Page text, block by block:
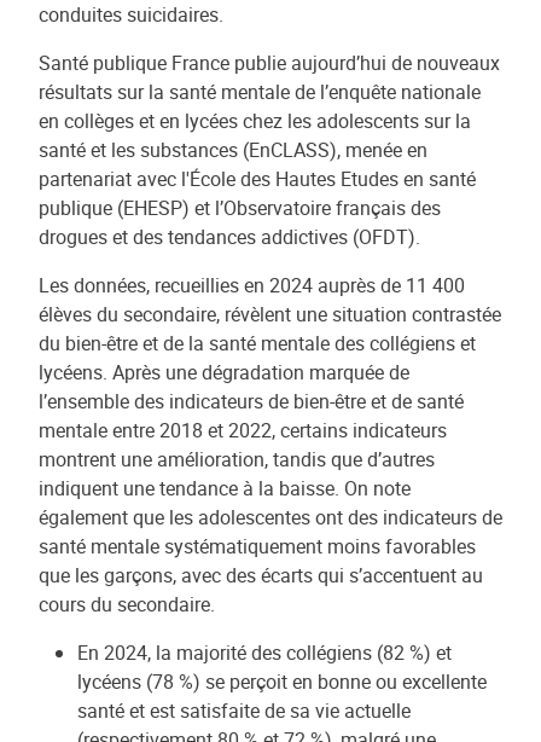
conduites suicidaires.
Santé publique France publie aujourd’hui de nouveaux
résultats sur la santé mentale de l’enquête nationale
en collèges et en lycées chez les adolescents sur la
santé et les substances (EnCLASS), menée en
partenariat avec l'École des Hautes Etudes en santé
publique (EHESP) et l’Observatoire français des
drogues et des tendances addictives (OFDT).
Les données, recueillies en 2024 auprès de 11 400
élèves du secondaire, révèlent une situation contrastée
du bien-être et de la santé mentale des collégiens et
lycéens. Après une dégradation marquée de
l’ensemble des indicateurs de bien-être et de santé
mentale entre 2018 et 2022, certains indicateurs
montrent une amélioration, tandis que d’autres
indiquent une tendance à la baisse. On note
également que les adolescentes ont des indicateurs de
santé mentale systématiquement moins favorables
que les garçons, avec des écarts qui s’accentuent au
cours du secondaire.
En 2024, la majorité des collégiens (82 %) et
lycéens (78 %) se perçoit en bonne ou excellente
santé et est satisfaite de sa vie actuelle